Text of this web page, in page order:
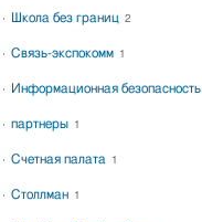
Школа без границ 2
Связь-экспокомм 1
Информационная безопасность
партнеры 1
Счетная палата 1
Столлман 1